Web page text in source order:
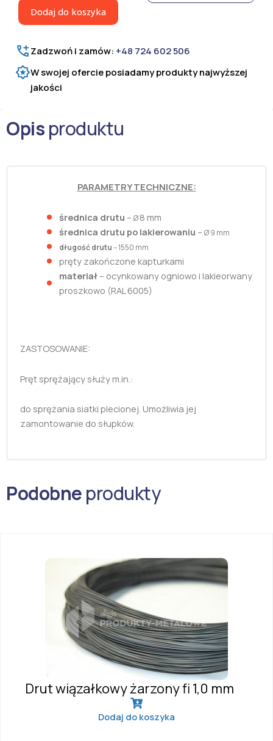
Ø
8
i
malowany
proszkowo
H=
1550
Dodaj do koszyka
Zadzwoń i zamów: +48 724 602 506
W swojej ofercie posiadamy produkty najwyższej
jakości
Opisproduktu
PARAMETRY TECHNICZNE:
średnica drutu – Ø8 mm
średnica drutu po lakierowaniu – Ø 9 mm
długość drutu– 1550 mm
pręty zakończone kapturkami
materiał – ocynkowany ogniowo i lakieorwany
proszkowo (RAL 6005)
ZASTOSOWANIE:
Pręt sprężający służy m.in.:
do sprężania siatki plecionej. Umożliwia jej
zamontowanie do słupków.
Podobneprodukty
Drut wiązałkowy żarzony fi 1,0 mm
Dodaj do koszyka